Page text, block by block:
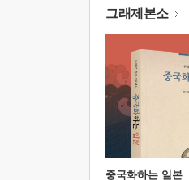
그래제본소
중국화하는 일본